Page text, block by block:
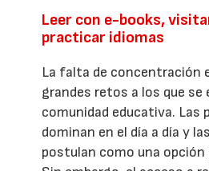
Leer con e-books,
practicar idiomas
La falta de concentración
grandes retos a los que
comunidad educativa. Las
dominan en el día a día y
postulan como una opción